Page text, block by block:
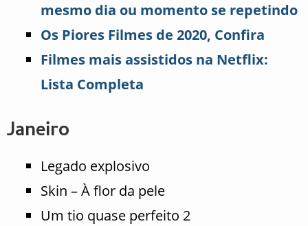
mesmo dia ou momento se repetindo
Os Piores Filmes de 2020, Confira
Filmes mais assistidos na Netflix:
Lista Completa
Janeiro
Legado explosivo
Skin – À flor da pele
Um tio quase perfeito 2